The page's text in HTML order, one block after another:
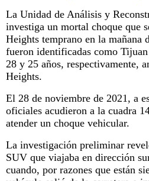
La Unidad de Análisis y
investiga un mortal choque que
Heights temprano en la mañana
fueron identificadas como
28 y 25 años, respectivamente,
Heights.
El 28 de noviembre de 2021, a
oficiales acudieron a la cuadra
atender un choque vehicular.
La investigación preliminar
SUV que viajaba en dirección
cuando, por razones que están